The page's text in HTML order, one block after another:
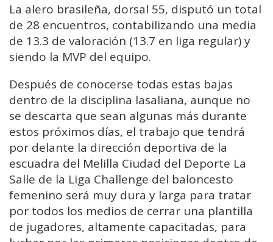
La alero brasileña, dorsal 55, disputó un total
de 28 encuentros, contabilizando una media
de 13.3 de valoración (13.7 en liga regular) y
siendo la MVP del equipo.
Después de conocerse todas estas bajas
dentro de la disciplina lasaliana, aunque no
se descarta que sean algunas más durante
estos próximos días, el trabajo que tendrá
por delante la dirección deportiva de la
escuadra del Melilla Ciudad del Deporte La
Salle de la Liga Challenge del baloncesto
femenino será muy dura y larga para tratar
por todos los medios de cerrar una plantilla
de jugadores, altamente capacitadas, para